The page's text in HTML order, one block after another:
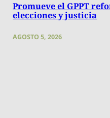
Promueve el GPPT
elecciones y justicia
AGOSTO 5, 2026